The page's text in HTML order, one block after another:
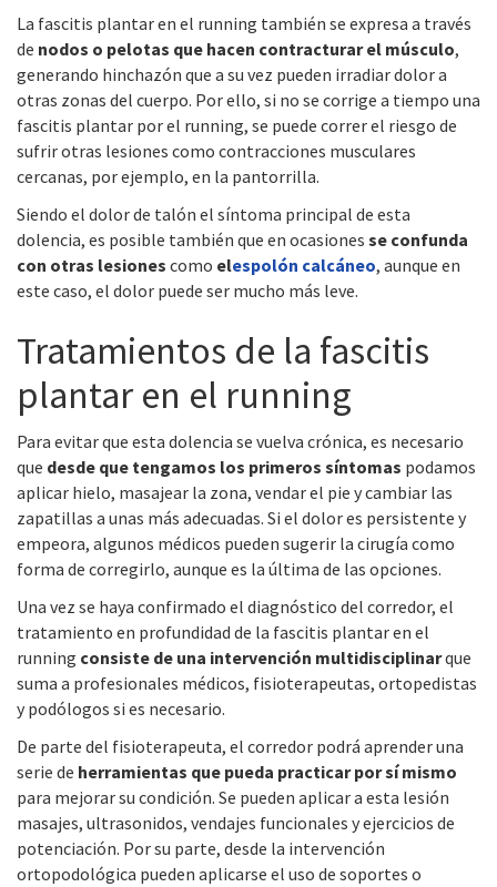
La fascitis plantar en el running también se expresa a través
de nodos o pelotas que hacen contracturar el músculo,
generando hinchazón que a su vez pueden irradiar dolor a
otras zonas del cuerpo. Por ello, si no se corrige a tiempo una
fascitis plantar por el running, se puede correr el riesgo de
sufrir otras lesiones como contracciones musculares
cercanas, por ejemplo, en la pantorrilla.
Siendo el dolor de talón el síntoma principal de esta
dolencia, es posible también que en ocasiones se confunda
con otras lesiones como elespolón calcáneo, aunque en
este caso, el dolor puede ser mucho más leve.
Tratamientos de la fascitis
plantar en el running
Para evitar que esta dolencia se vuelva crónica, es necesario
que desde que tengamos los primeros síntomas podamos
aplicar hielo, masajear la zona, vendar el pie y cambiar las
zapatillas a unas más adecuadas. Si el dolor es persistente y
empeora, algunos médicos pueden sugerir la cirugía como
forma de corregirlo, aunque es la última de las opciones.
Una vez se haya confirmado el diagnóstico del corredor, el
tratamiento en profundidad de la fascitis plantar en el
running consiste de una intervención multidisciplinarque
suma a profesionales médicos, fisioterapeutas, ortopedistas
y podólogos si es necesario.
De parte del fisioterapeuta, el corredor podrá aprender una
serie de herramientas que pueda practicar por sí mismo
para mejorar su condición. Se pueden aplicar a esta lesión
masajes, ultrasonidos, vendajes funcionales y ejercicios de
potenciación. Por su parte, desde la intervención
ortopodológica pueden aplicarse el uso de soportes o